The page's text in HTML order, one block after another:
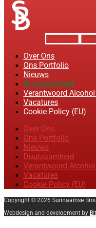
Over Ons
Ons Portfolio
Nieuws
Duurzaamheid
Verantwoord
Vacatures
Cookie Policy (EU)
Over Ons
Ons Portfolio
Nieuws
Duurzaamheid
Verantwoord
Vacatures
Cookie Policy (EU)
Copyright © 2026 Surinaamse
Webdesign and development by